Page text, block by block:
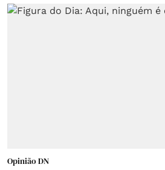
Opinião DN